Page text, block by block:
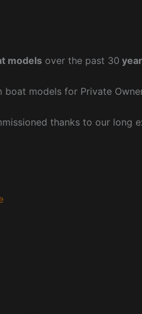
models over the past 30
models for Private
thanks to our long